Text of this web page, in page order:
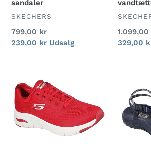
sandaler
FORHANDLER
SKECHERS
Normalpris
799,00 kr
Udsalgspris
239,00 kr Udsalg 329,00
RED
røde
snøresko
Navy